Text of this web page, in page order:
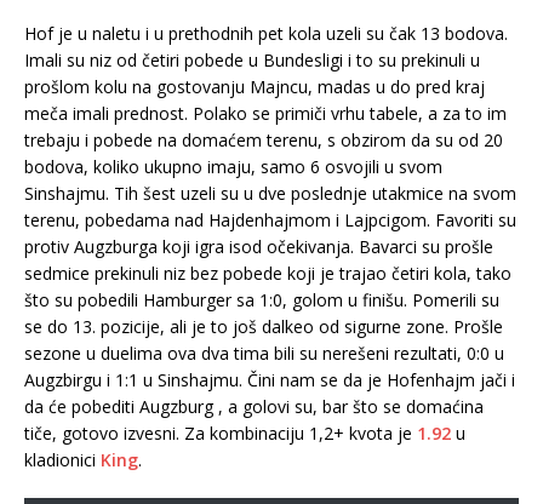
Hof je u naletu i u prethodnih pet kola uzeli su čak 13 bodova.
Imali su niz od četiri pobede u Bundesligi i to su prekinuli u
prošlom kolu na gostovanju Majncu, madas u do pred kraj
meča imali prednost. Polako se primiči vrhu tabele, a za to im
trebaju i pobede na domaćem terenu, s obzirom da su od 20
bodova, koliko ukupno imaju, samo 6 osvojili u svom
Sinshajmu. Tih šest uzeli su u dve poslednje utakmice na svom
terenu, pobedama nad Hajdenhajmom i Lajpcigom. Favoriti su
protiv Augzburga koji igra isod očekivanja. Bavarci su prošle
sedmice prekinuli niz bez pobede koji je trajao četiri kola, tako
što su pobedili Hamburger sa 1:0, golom u finišu. Pomerili su
se do 13. pozicije, ali je to još dalkeo od sigurne zone. Prošle
sezone u duelima ova dva tima bili su nerešeni rezultati, 0:0 u
Augzbirgu i 1:1 u Sinshajmu. Čini nam se da je Hofenhajm jači i
da će pobediti Augzburg , a golovi su, bar što se domaćina
tiče, gotovo izvesni. Za kombinaciju 1,2+ kvota je 1.92 u
kladionici King.